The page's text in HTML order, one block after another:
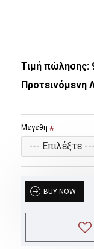
Τιμή πώλησης:
Προτεινόμενη
Μεγέθη
BUY NOW